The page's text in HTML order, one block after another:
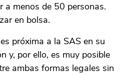
a menos de 50 personas.
en bolsa.
próxima a la SAS en su
y, por ello, es muy posible
ambas formas legales sin